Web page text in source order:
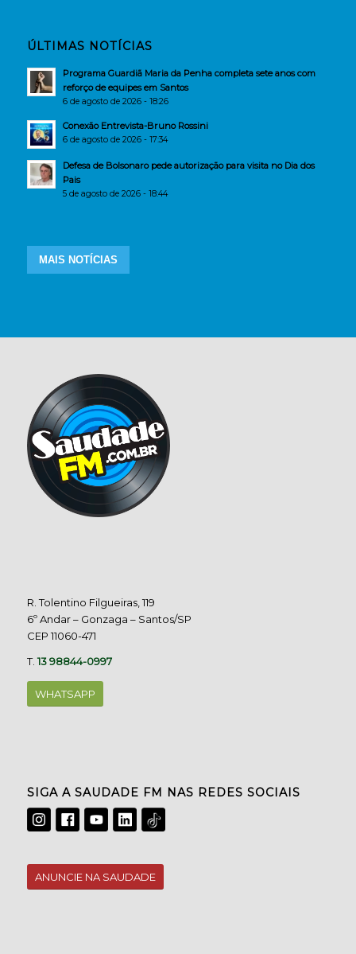
ÚLTIMAS NOTÍCIAS
Programa Guardiã Maria da Penha completa sete anos com
reforço de equipes em Santos
6 de agosto de 2026 - 18:26
Conexão Entrevista-Bruno Rossini
6 de agosto de 2026 - 17:34
Defesa de Bolsonaro pede autorização para visita no Dia dos
Pais
5 de agosto de 2026 - 18:44
MAIS NOTÍCIAS
R. Tolentino Filgueiras, 119
6º Andar – Gonzaga – Santos/SP
CEP 11060-471
T.13 98844-0997
WHATSAPP
SIGA A SAUDADE FM NAS REDES SOCIAIS
ANUNCIE NA SAUDADE